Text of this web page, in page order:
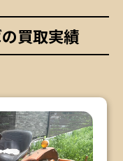
買取実績